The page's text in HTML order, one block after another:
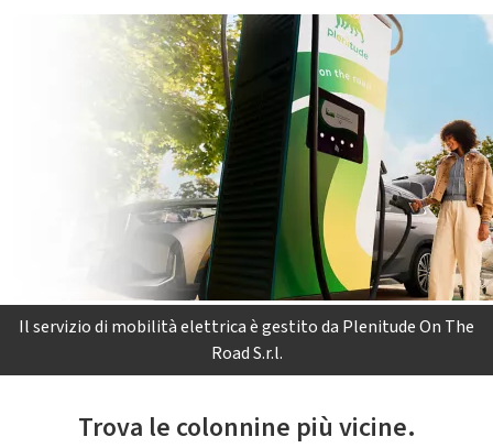
Il servizio di mobilità elettrica è gestito da Plenitude On The
Road S.r.l.
Trova le colonnine più vicine.